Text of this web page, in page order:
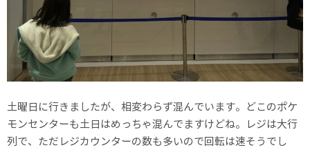
土曜日に行きましたが、相変わらず混んでいます。どこのポケ
モンセンターも土日はめっちゃ混んでますけどね。レジは大行
列で、ただレジカウンターの数も多いので回転は速そうでし